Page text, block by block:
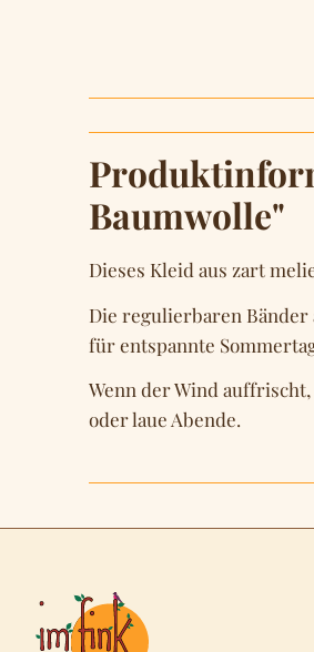
Baumwolle"
Dieses Kleid aus zart
Die regulierbaren
für entspannte
Wenn der Wind
oder laue Abende.